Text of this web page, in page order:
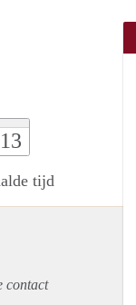
13
tijd
contact